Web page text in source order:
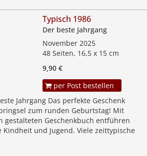
Typisch 1986
Der beste Jahrgang
November 2025
48 Seiten, 16,5 x 15 cm
9,90 €
per Post bestellen
Jahrgang Das perfekte Geschenk
zum runden Geburtstag! Mit
gestalteten Geschenkbuch entführen
und Jugend. Viele zeittypische